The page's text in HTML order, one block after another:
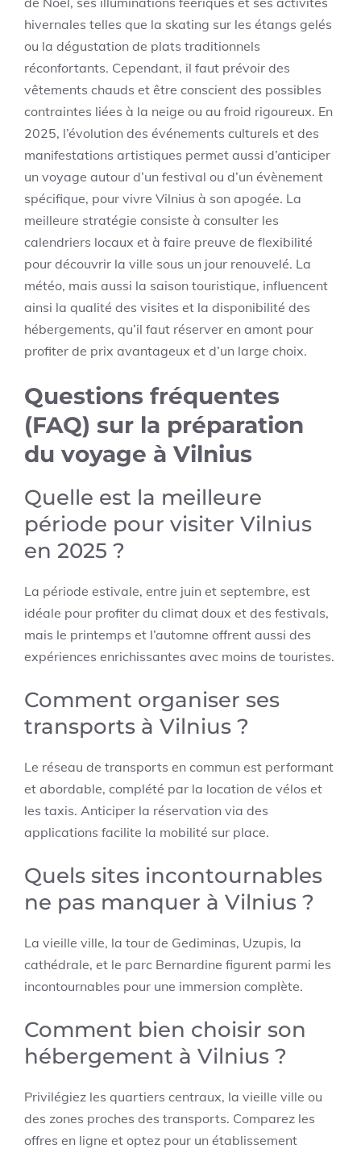
hivernales telles que la skating sur les étangs gelés
ou la dégustation de plats traditionnels
réconfortants. Cependant, il faut prévoir des
vêtements chauds et être conscient des possibles
contraintes liées à la neige ou au froid rigoureux. En
2025, l’évolution des événements culturels et des
manifestations artistiques permet aussi d’anticiper
un voyage autour d’un festival ou d’un évènement
spécifique, pour vivre Vilnius à son apogée. La
meilleure stratégie consiste à consulter les
calendriers locaux et à faire preuve de flexibilité
pour découvrir la ville sous un jour renouvelé. La
météo, mais aussi la saison touristique, influencent
ainsi la qualité des visites et la disponibilité des
hébergements, qu’il faut réserver en amont pour
profiter de prix avantageux et d’un large choix.
Questions fréquentes
(FAQ) sur la préparation
du voyage à Vilnius
Quelle est la meilleure
période pour visiter Vilnius
en 2025 ?
La période estivale, entre juin et septembre, est
idéale pour profiter du climat doux et des festivals,
mais le printemps et l’automne offrent aussi des
expériences enrichissantes avec moins de touristes.
Comment organiser ses
transports à Vilnius ?
Le réseau de transports en commun est performant
et abordable, complété par la location de vélos et
les taxis. Anticiper la réservation via des
applications facilite la mobilité sur place.
Quels sites incontournables
ne pas manquer à Vilnius ?
La vieille ville, la tour de Gediminas, Uzupis, la
cathédrale, et le parc Bernardine figurent parmi les
incontournables pour une immersion complète.
Comment bien choisir son
hébergement à Vilnius ?
Privilégiez les quartiers centraux, la vieille ville ou
des zones proches des transports. Comparez les
offres en ligne et optez pour un établissement